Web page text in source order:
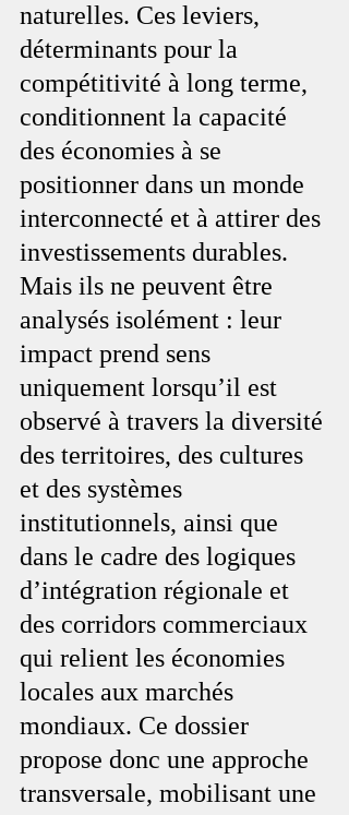
naturelles. Ces leviers,
déterminants pour la
compétitivité à long terme,
conditionnent la capacité
des économies à se
positionner dans un monde
interconnecté et à attirer des
investissements durables.
Mais ils ne peuvent être
analysés isolément : leur
impact prend sens
uniquement lorsqu’il est
observé à travers la diversité
des territoires, des cultures
et des systèmes
institutionnels, ainsi que
dans le cadre des logiques
d’intégration régionale et
des corridors commerciaux
qui relient les économies
locales aux marchés
mondiaux. Ce dossier
propose donc une approche
transversale, mobilisant une